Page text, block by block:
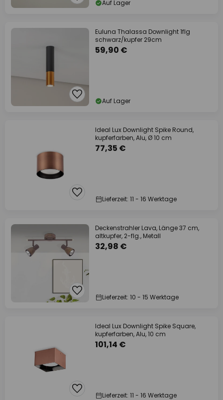
Auf Lager
Euluna Thalassa Downlight 1flg
schwarz/kupfer 29cm
59,90 €
Auf Lager
Ideal Lux Downlight Spike Round,
kupferfarben, Alu, Ø 10 cm
77,35 €
Lieferzeit: 11 - 16 Werktage
Deckenstrahler Lava, Länge 37 cm,
altkupfer, 2-flg., Metall
32,98 €
Lieferzeit: 10 - 15 Werktage
Ideal Lux Downlight Spike Square,
kupferfarben, Alu, 10 cm
101,14 €
Lieferzeit: 11 - 16 Werktage